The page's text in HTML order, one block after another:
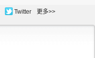
Twitter 更多>>